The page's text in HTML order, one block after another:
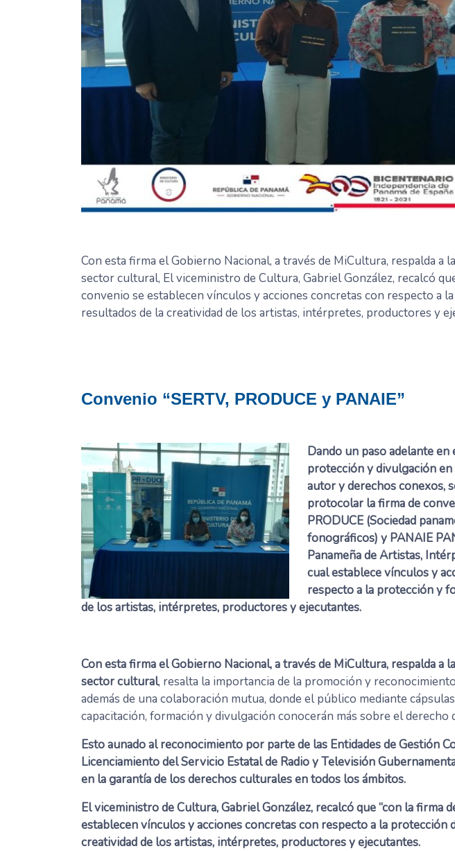
Con esta firma el Gobierno Nacional, a través de MiCultura, respalda a
sector cultural, El viceministro de Cultura, Gabriel González, recalcó
convenio se establecen vínculos y acciones concretas con respecto a
resultados de la creatividad de los artistas, intérpretes, productores y
Convenio “SERTV, PRODUCE y PANAIE”
Dando un paso adelante
protección y divulgación en
autor y derechos conexos,
protocolar la firma de
PRODUCE (Sociedad
fonográficos) y PANAIE
Panameña de Artistas,
cual establece vínculos y
respecto a la protección y
de los artistas, intérpretes, productores y ejecutantes.
Con esta firma el Gobierno Nacional, a través de MiCultura, respalda a
sector cultural, resalta la importancia de la promoción y
además de una colaboración mutua, donde el público mediante
capacitación, formación y divulgación conocerán más sobre el derecho
Esto aunado al reconocimiento por parte de las Entidades de Gestión
Licenciamiento del Servicio Estatal de Radio y Televisión
en la garantía de los derechos culturales en todos los ámbitos.
El viceministro de Cultura, Gabriel González, recalcó que “con la firma
establecen vínculos y acciones concretas con respecto a la protección
creatividad de los artistas, intérpretes, productores y ejecutantes.